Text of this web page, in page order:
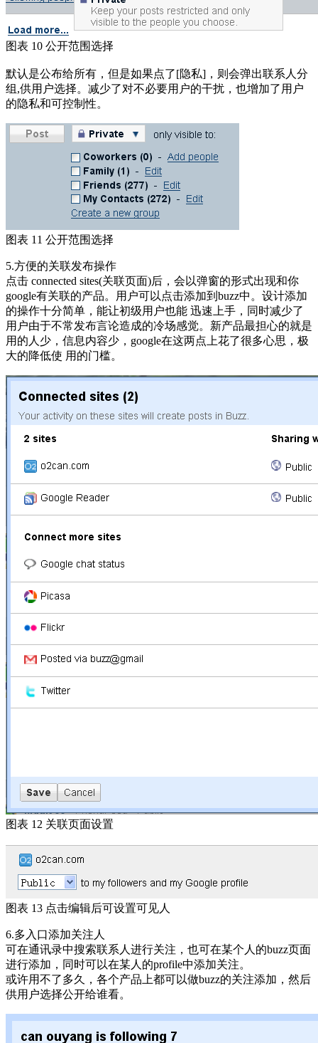
图表 10 公开范围选择
默认是公布给所有，但是如果点了[隐私]，则会弹出联系人分
组,供用户选择。减少了对不必要用户的干扰，也增加了用户
的隐私和可控制性。
图表 11 公开范围选择
5.方便的关联发布操作
点击 connected sites(关联页面)后，会以弹窗的形式出现和你
google有关联的产品。用户可以点击添加到buzz中。设计添加
的操作十分简单，能让初级用户也能 迅速上手，同时减少了
用户由于不常发布言论造成的冷场感觉。新产品最担心的就是
用的人少，信息内容少，google在这两点上花了很多心思，极
大的降低使 用的门槛。
图表 12 关联页面设置
图表 13 点击编辑后可设置可见人
6.多入口添加关注人
可在通讯录中搜索联系人进行关注，也可在某个人的buzz页面
进行添加，同时可以在某人的profile中添加关注。
或许用不了多久，各个产品上都可以做buzz的关注添加，然后
供用户选择公开给谁看。